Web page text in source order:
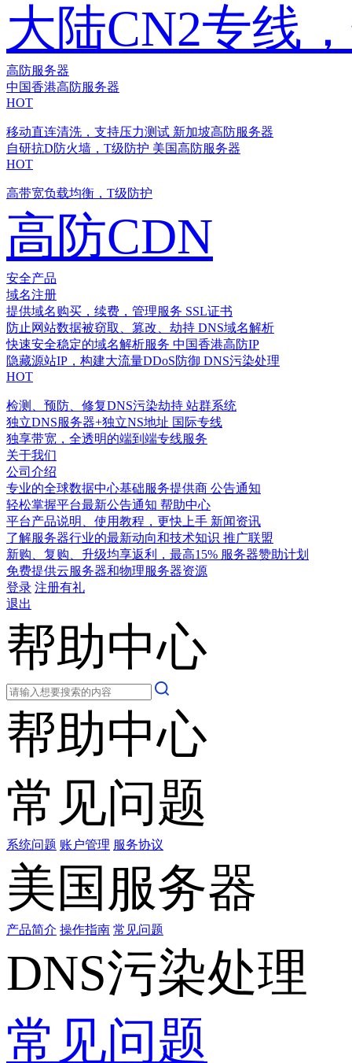
大陆CN2专线
高防服务器
中国香港高防服务器
HOT
移动直连清洗，支持压力测试 新加坡高防服务器
自研抗D防火墙，T级防护 美国高防服务器
HOT
高带宽负载均衡，T级防护
高防CDN
安全产品
域名注册
提供域名购买，续费，管理服务 SSL证书
防止网站数据被窃取、篡改、劫持 DNS域名解析
快速安全稳定的域名解析服务 中国香港高防IP
隐藏源站IP，构建大流量DDoS防御 DNS污染处理
HOT
检测、预防、修复DNS污染劫持 站群系统
独立DNS服务器+独立NS地址 国际专线
独享带宽，全透明的端到端专线服务
关于我们
公司介绍
专业的全球数据中心基础服务提供商 公告通知
轻松掌握平台最新公告通知 帮助中心
平台产品说明、使用教程，更快上手 新闻资讯
了解服务器行业的最新动向和技术知识 推广联盟
新购、复购、升级均享返利，最高15% 服务器赞助计划
免费提供云服务器和物理服务器资源
登录 注册有礼
退出
帮助中心
帮助中心
常见问题
系统问题 账户管理 服务协议
美国服务器
产品简介 操作指南 常见问题
DNS污染处理
常见问题